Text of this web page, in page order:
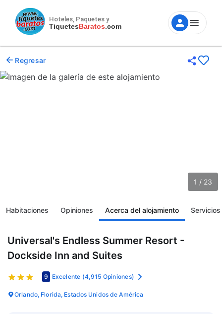
Hoteles, Paquetes y
TiquetesBaratos.com
Regresar
1 / 23
Habitaciones Opiniones Acerca del alojamiento Servicios
Universal's Endless Summer Resort -
Dockside Inn and Suites
9 Excelente (4,915 Opiniones)
Orlando, Florida, Estados Unidos de América